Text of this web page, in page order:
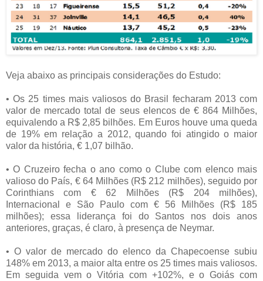
Veja abaixo as principais considerações do Estudo:
• Os 25 times mais valiosos do Brasil fecharam 2013 com
valor de mercado total de seus elencos de € 864 Milhões,
equivalendo a R$ 2,85 bilhões. Em Euros houve uma queda
de 19% em relação a 2012, quando foi atingido o maior
valor da história, € 1,07 bilhão.
• O Cruzeiro fecha o ano como o Clube com elenco mais
valioso do País, € 64 Milhões (R$ 212 milhões), seguido por
Corinthians com € 62 Milhões (R$ 204 milhões),
Internacional e São Paulo com € 56 Milhões (R$ 185
milhões); essa liderança foi do Santos nos dois anos
anteriores, graças, é claro, à presença de Neymar.
• O valor de mercado do elenco da Chapecoense subiu
148% em 2013, a maior alta entre os 25 times mais valiosos.
Em seguida vem o Vitória com +102%, e o Goiás com